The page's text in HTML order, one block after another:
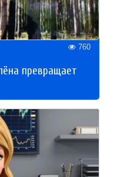
760
превращает